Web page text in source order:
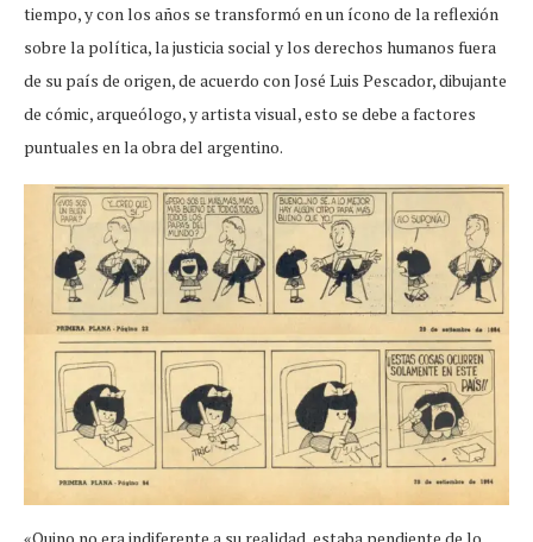
tiempo, y con los años se transformó en un ícono de la reflexión
sobre la política, la justicia social y los derechos humanos fuera
de su país de origen, de acuerdo con José Luis Pescador, dibujante
de cómic, arqueólogo, y artista visual, esto se debe a factores
puntuales en la obra del argentino.